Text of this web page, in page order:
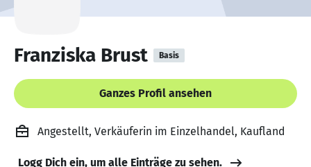
Franziska Brust Basis
Ganzes Profil ansehen
Angestellt, Verkäuferin im Einzelhandel, Kaufland
Logg Dich ein, um alle Einträge zu sehen.